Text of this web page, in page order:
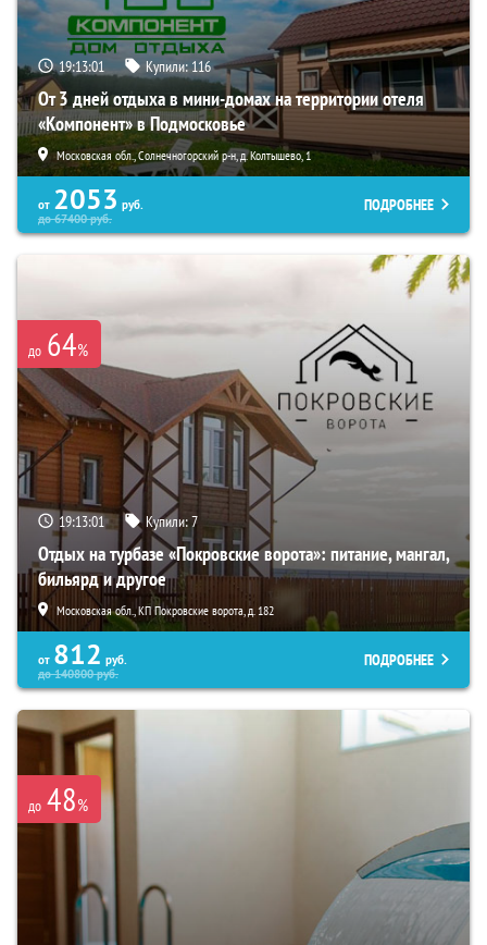
19:12:59 Купили: 116
От 3 дней отдыха в мини-домах на территории отеля
«Компонент» в Подмосковье
Московская обл., Солнечногорский р-н, д. Колтышево, 1
от 2053 руб.
до67400руб.
ПОДРОБНЕЕ
до 64%
19:12:59 Купили:7
Отдых на турбазе «Покровские ворота»: питание, мангал,
бильярд и другое
Московская обл., КП Покровские ворота, д. 182
от 812 руб.
до140800руб.
ПОДРОБНЕЕ
до 48%